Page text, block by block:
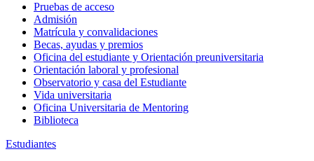
Pruebas de acceso
Admisión
Matrícula y convalidaciones
Becas, ayudas y premios
Oficina del estudiante y Orientación preuniversitaria
Orientación laboral y profesional
Observatorio y casa del Estudiante
Vida universitaria
Oficina Universitaria de Mentoring
Biblioteca
Estudiantes